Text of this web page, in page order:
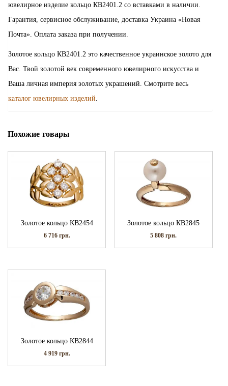
ювелирное изделие кольцо КВ2401.2 со вставками в наличии.
Гарантия, сервисное обслуживание, доставка Украина «Новая
Почта». Оплата заказа при получении.
Золотое кольцо КВ2401.2 это качественное украинское золото для
Вас. Твой золотой век современного ювелирного искусства и
Ваша личная империя золотых украшений. Смотрите весь
каталог ювелирных изделий
Похожие товары
Золотое кольцо КВ2454
6 716 грн.
Золотое кольцо КВ2845
5 808грн.
Золотое кольцо КВ2844
4 919 грн.